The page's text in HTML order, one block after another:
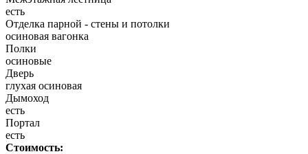
есть
Отделка парной - стены и потолки
осиновая вагонка
Полки
осиновые
Дверь
глухая осиновая
Дымоход
есть
Портал
есть
Стоимость: